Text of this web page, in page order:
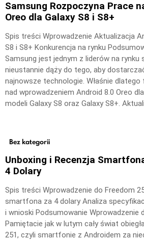
Samsung Rozpoczyna Prace
Oreo dla Galaxy S8 i S8+
Spis treści Wprowadzenie Aktualizacja
S8 i S8+ Konkurencja na rynku
Samsung jest jednym z liderów na
nieustannie dąży do tego, aby
najnowsze technologie. Właśnie dlatego
nad wprowadzeniem Android 8.0 Oreo
modeli Galaxy S8 oraz Galaxy S8+.
Bez kategorii
Unboxing i Recenzja
4 Dolary
Spis treści Wprowadzenie do Freedom
smartfona za 4 dolary Analiza
i wnioski Podsumowanie Wprowadzenie
Pamiętacie jak w lutym cały świat
251, czyli smartfonie z Androidem za